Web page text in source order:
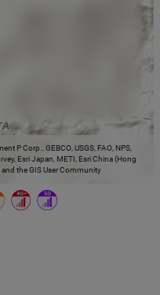
P Corp., GEBCO, USGS, FAO, NPS,
Esri Japan, METI, Esri China (Hong
the GIS User Community